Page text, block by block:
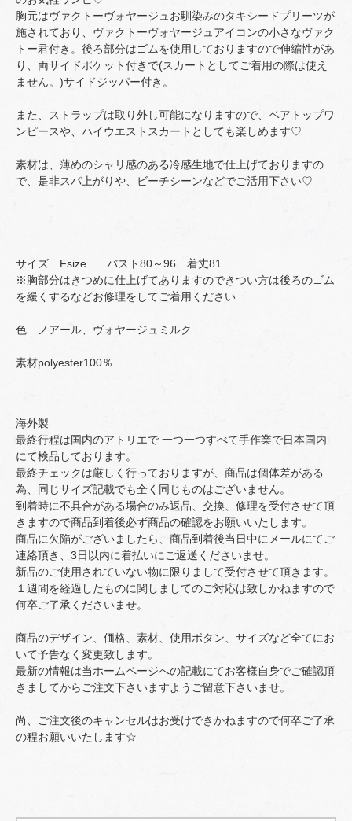
胸元はヴァクトーヴォヤージュお馴染みのタキシードプリーツが
施されており、ヴァクトーヴォヤージュアイコンの小さなヴァク
トー君付き。後ろ部分はゴムを使用しておりますので伸縮性があ
り、両サイドポケット付きで(スカートとしてご着用の際は使え
ません。)サイドジッパー付き。
また、ストラップは取り外し可能になりますので、ベアトップワ
ンピースや、ハイウエストスカートとしても楽しめます♡
素材は、薄めのシャリ感のある冷感生地で仕上げておりますの
で、是非スパ上がりや、ビーチシーンなどでご活用下さい♡
サイズ Fsize... バスト80～96 着丈81
※胸部分はきつめに仕上げてありますのできつい方は後ろのゴム
を緩くするなどお修理をしてご着用ください
色 ノアール、ヴォヤージュミルク
素材polyester100％
海外製
最終行程は国内のアトリエで 一つ一つすべて手作業で日本国内
にて検品しております。
最終チェックは厳しく行っておりますが、商品は個体差がある
為、同じサイズ記載でも全く同じものはございません。
到着時に不具合がある場合のみ返品、交換、修理を受付させて頂
きますので商品到着後必ず商品の確認をお願いいたします。
商品に欠陥がございましたら、商品到着後当日中にメールにてご
連絡頂き、3日以内に着払いにご返送くださいませ。
新品のご使用されていない物に限りまして受付させて頂きます。
１週間を経過したものに関しましてのご対応は致しかねますので
何卒ご了承くださいませ。
商品のデザイン、価格、素材、使用ボタン、サイズなど全てにお
いて予告なく変更致します。
最新の情報は当ホームページへの記載にてお客様自身でご確認頂
きましてからご注文下さいますようご留意下さいませ。
尚、ご注文後のキャンセルはお受けできかねますので何卒ご了承
の程お願いいたします☆